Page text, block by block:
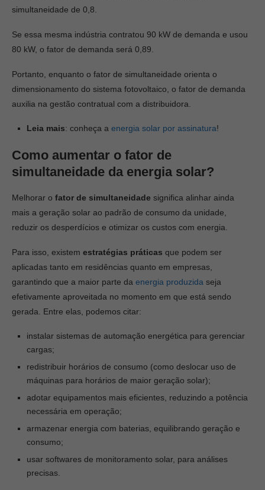
simultaneidade de 0,8.
Se essa mesma indústria contratou 90 kW de demanda e usou
80 kW, o fator de demanda será 0,89.
Portanto, enquanto o fator de simultaneidade orienta o
dimensionamento do sistema fotovoltaico, o fator de demanda
auxilia na gestão contratual com a distribuidora.
Leia mais: conheça a energia solar por assinatura!
Como aumentar o fator de
simultaneidade da energia solar?
Melhorar o fator de simultaneidade significa alinhar ainda
mais a geração solar ao padrão de consumo da unidade,
reduzir os desperdícios e otimizar os custos com energia.
Para isso, existem estratégias práticas que podem ser
aplicadas tanto em residências quanto em empresas,
garantindo que a maior parte da energia produzida seja
efetivamente aproveitada no momento em que está sendo
gerada. Entre elas, podemos citar:
instalar sistemas de automação energética para gerenciar
cargas;
redistribuir horários de consumo (como deslocar uso de
máquinas para horários de maior geração solar);
adotar equipamentos mais eficientes, reduzindo a potência
necessária em operação;
armazenar energia com baterias, equilibrando geração e
consumo;
usar softwares de monitoramento solar, para análises
precisas.